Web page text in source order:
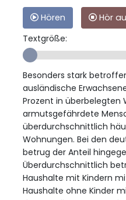
Hören
Hör
Textgröße:
Besonders stark
ausländische
Prozent in überbelegten
armutsgefährdete
überdurchschnittlich
Wohnungen. Bei den
betrug der Anteil
Überdurchschnittlich
Haushalte mit Kindern
Haushalte ohne Kinder